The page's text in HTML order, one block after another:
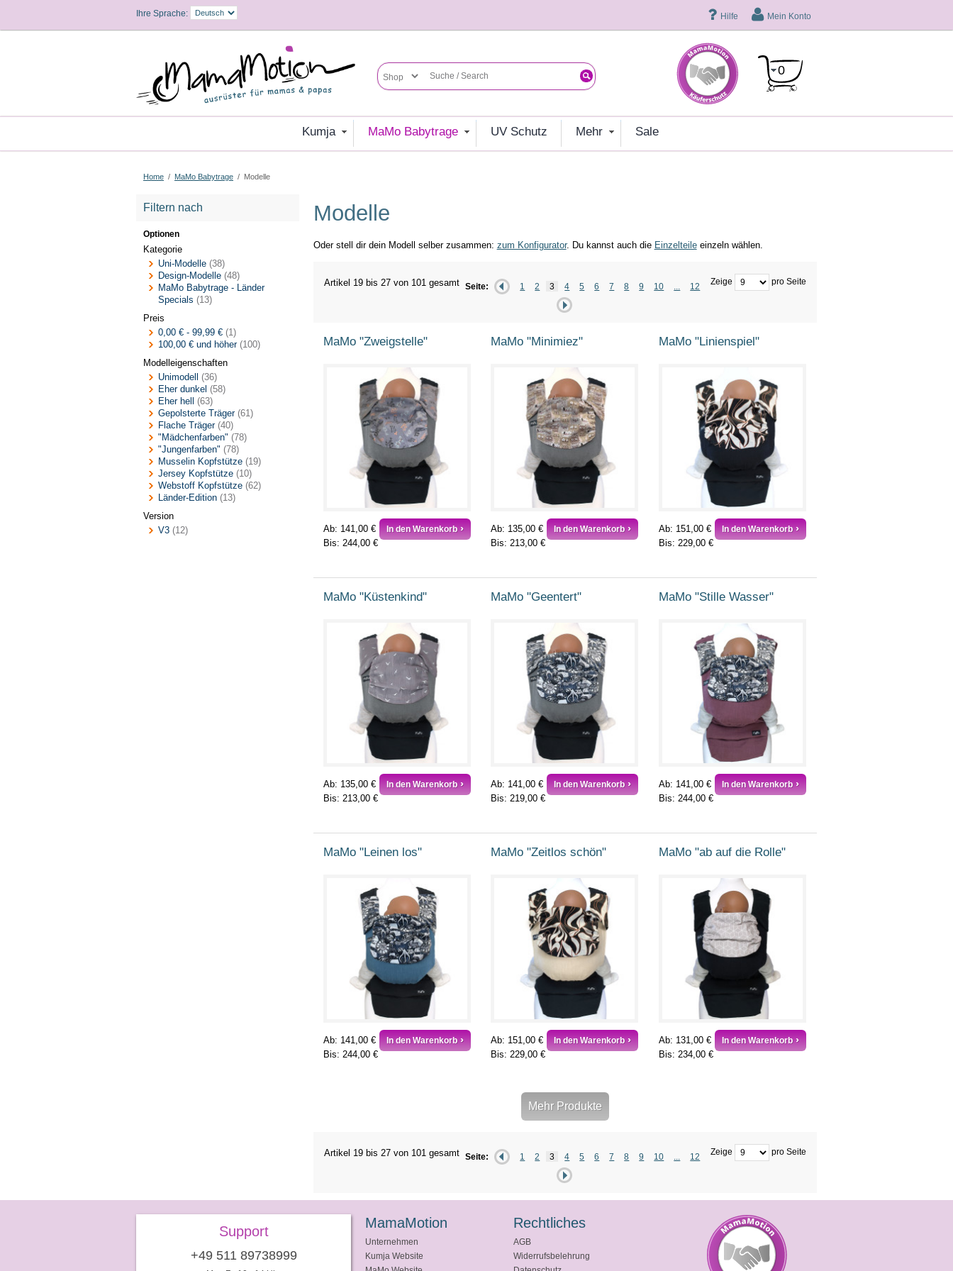
Ihre Sprache: Hilfe Mein Konto
0
Kumja MaMo Babytrage UV Schutz mehr sale
Home / MaMo Babytrage / Modelle
Modelle
Oder stell dir dein Modell selber zusammen: zum Konfigurator. Du kannst auch die Einzelteileeinzeln wählen.
Artikel 19 bis 27 von 101 gesamt Zeige pro Seite
Seite: 1 2 3 4 5 6 7 8 9 10 12
MaMo "Zweigstelle"
Ab: 141,00 €
Bis: 244,00 €
In den Warenkorb
MaMo "Minimiez"
Ab: 135,00 €
Bis: 213,00 €
In den Warenkorb
MaMo "Linienspiel"
Ab: 151,00 €
Bis: 229,00 €
In den Warenkorb
MaMo "Küstenkind"
Ab: 135,00 €
Bis: 213,00 €
In den Warenkorb
MaMo "Geentert"
Ab: 141,00 €
Bis: 219,00 €
In den Warenkorb
MaMo "Stille Wasser"
Ab: 141,00 €
Bis: 244,00 €
In den Warenkorb
MaMo "Leinen los"
Ab: 141,00 €
Bis: 244,00 €
In den Warenkorb
MaMo "Zeitlos schön"
Ab: 151,00 €
Bis: 229,00 €
In den Warenkorb
MaMo "ab auf die Rolle"
Ab: 131,00 €
Bis: 234,00 €
In den Warenkorb
Mehr Produkte
Artikel 19 bis 27 von 101 gesamt Zeige pro Seite
Seite: 1 2 3 4 5 6 7 8 9 10 12
Filtern nach
Optionen
Kategorie
Uni-Modelle (38)
Design-Modelle (48)
MaMo Babytrage - Länder
Specials (13)
Preis
0,00 € - 99,99 € (1)
100,00 € und höher (100)
Modelleigenschaften
Unimodell
(36)
Eher dunkel (58)
Eher hell
(63)
Gepolsterte Träger(61)
Flache Träger(40)
"Mädchenfarben" (78)
"Jungenfarben" (78)
Musselin Kopfstütze (19)
Jersey Kopfstütze (10)
Webstoff Kopfstütze (62)
Länder-Edition (13)
Version
V3 (12)
Support
+49 511 89738999
MamaMotion
Unternehmen
Kumja Website
Rechtliches
AGB
Widerrufsbelehrung